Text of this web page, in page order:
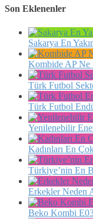
Son Eklenenler
Sakarya En
Kombide AP Ne
Türk Futbol
Türk Futbol
Yenilenebilir
Kadınları En
Türkiye’nin En
Erkekler Neden
Beko Kombi